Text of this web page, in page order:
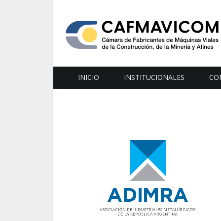
INICIO INSTITUCIONALES